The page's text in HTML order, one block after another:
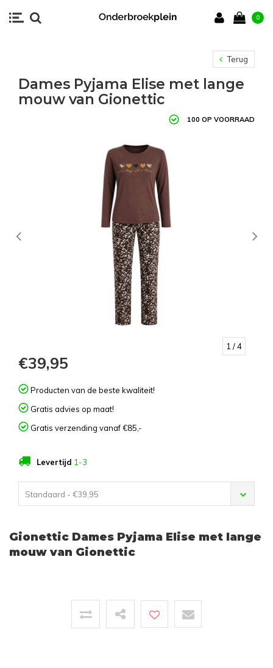
0
Terug
Dames Pyjama Elise met lange
mouw van Gionettic
100 OP VOORRAAD
1 / 4
€39,95
Producten van de beste kwaliteit!
Gratis advies op maat!
Gratis verzending vanaf €85,-
Levertijd 1-3
Standaard - €39,95
Gionettic Dames Pyjama Elise met lange
mouw van Gionettic